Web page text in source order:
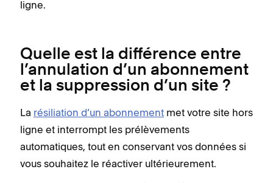
ligne.
Quelle est la différence entre
l’annulation d’un abonnement
et la suppression d’un site ?
La résiliation d’un abonnement met votre site hors
ligne et interrompt les prélèvements
automatiques, tout en conservant vos données si
vous souhaitez le réactiver ultérieurement.